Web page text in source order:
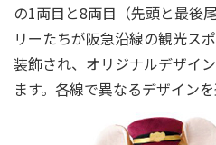
の1両目と8両目（先頭と最後
リーたちが阪急沿線の観光ス
装飾され、オリジナルデザイ
ます。各線で異なるデザインを